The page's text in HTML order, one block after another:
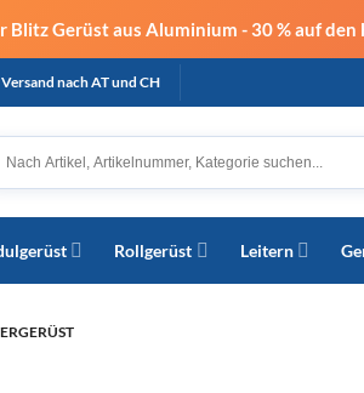
Blitz Gerüst aus Aluminium -30 % auf
nach AT und CH
Rollgerüst Leitern